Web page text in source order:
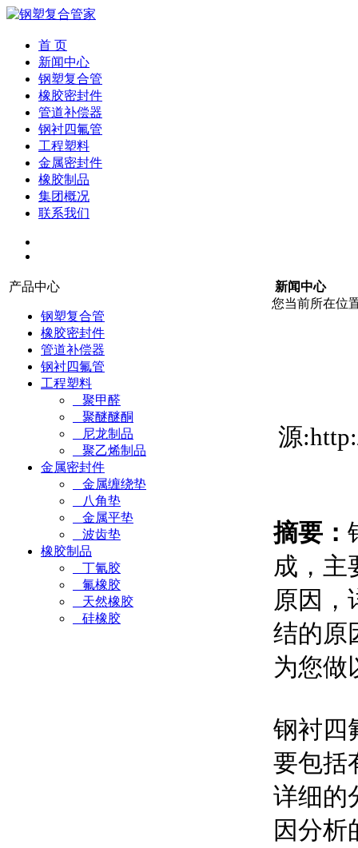
首 页
新闻中心
钢塑复合管
橡胶密封件
管道补偿器
钢衬四氟管
工程塑料
金属密封件
橡胶制品
集团概况
联系我们
产品中心
钢塑复合管
橡胶密封件
管道补偿器
钢衬四氟管
工程塑料
聚甲醛
聚醚醚酮
尼龙制品
聚乙烯制品
金属密封件
金属缠绕垫
八角垫
金属平垫
波齿垫
橡胶制品
丁氰胶
氟橡胶
天然橡胶
硅橡胶
新闻中心
您当前所在位
源
摘要：
成，主
原因，
结的原
为您做
钢衬四
要包括
详细的
因分析